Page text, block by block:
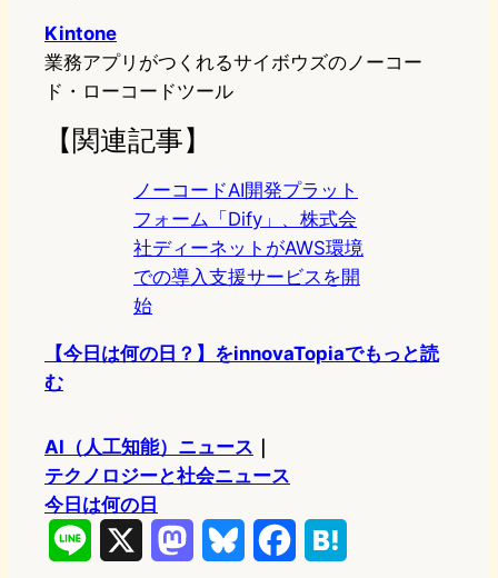
Kintone
業務アプリがつくれるサイボウズのノーコー
ド・ローコードツール
【関連記事】
ノーコードAI開発プラット
フォーム「Dify」、株式会
社ディーネットがAWS環境
での導入支援サービスを開
始
【今日は何の日？】をinnovaTopiaでもっと読
む
AI（人工知能）ニュース ｜
テクノロジーと社会ニュース
今日は何の日